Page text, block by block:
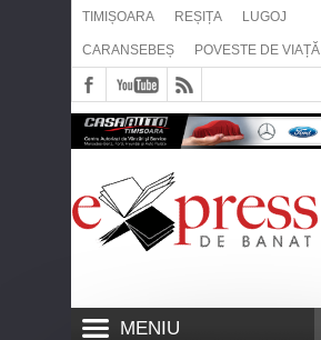
TIMIȘOARA REȘIȚA LUGOJ
CARANSEBEȘ POVESTE DE VIAȚĂ
MENIU